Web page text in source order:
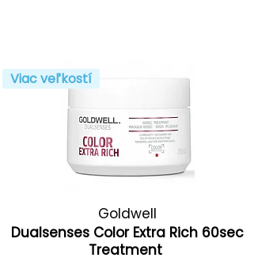
Viac veľkostí
Goldwell
Dualsenses Color Extra Rich 60sec
Treatment